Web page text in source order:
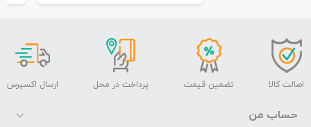
اصالت کالا تضمین قیمت پرداخت در محل ارسال اکسپرس
حساب من